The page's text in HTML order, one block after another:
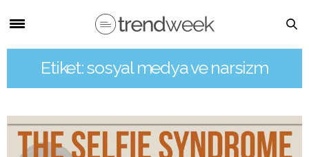
Etiket: sosyal medya ve narsizm